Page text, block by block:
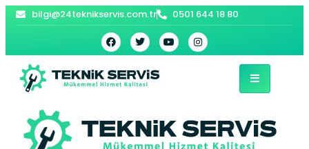
bilgi@24teknikservis.com.tr 0501 644 18 80